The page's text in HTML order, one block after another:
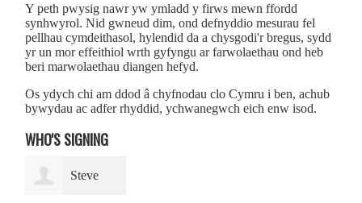
Y peth pwysig nawr yw ymladd y firws mewn ffordd
synhwyrol. Nid gwneud dim, ond defnyddio mesurau fel
pellhau cymdeithasol, hylendid da a chysgodi'r bregus, sydd
yr un mor effeithiol wrth gyfyngu ar farwolaethau ond heb
beri marwolaethau diangen hefyd.
Os ydych chi am ddod â chyfnodau clo Cymru i ben, achub
bywydau ac adfer rhyddid, ychwanegwch eich enw isod.
WHO'S SIGNING
Steve